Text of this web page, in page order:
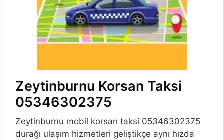
Zeytinburnu Korsan Taksi
05346302375
Zeytinburnu mobil korsan taksi 05346302375
durağı ulaşım hizmetleri geliştikçe aynı hızda